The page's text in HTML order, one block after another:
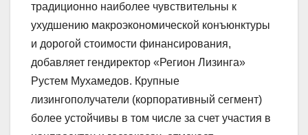
традиционно наиболее чувствительны к
ухудшению макроэкономической конъюнктуры
и дорогой стоимости финансирования,
добавляет гендиректор «Регион Лизинга»
Рустем Мухамедов. Крупные
лизингополучатели (корпоративный сегмент)
более устойчивы в том числе за счет участия в